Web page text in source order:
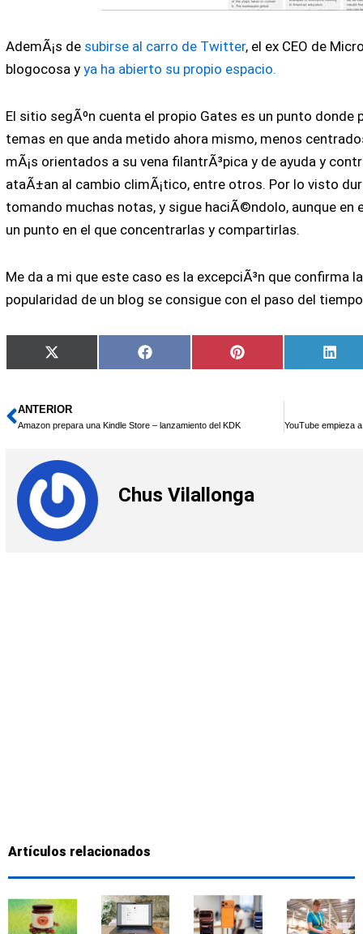
AdemÃ¡s de subirse al carro de Twitter, el ex CEO de
blogocosa yya ha abierto su propio espacio.
El sitio segÃºn cuenta el propio Gates es un punto donde
temas en que anda metido ahora mismo, menos
mÃ¡s orientados a su vena filantrÃ³pica y de ayuda y
ataÃ±an al cambio climÃ¡tico, entre otros. Por lo visto
tomando muchas notas, y sigue haciÃ©ndolo, aunque en
un punto en el que concentrarlas y compartirlas.
Me da a mi que este caso es la excepciÃ³n que confirma
popularidad de un blog se consigue con el paso del
Compartir
en
X
(Twitter)
Compartir
en
Facebook
Compartir
en
Pinterest
en
Ant
ANTERIOR
Amazon prepara una Kindle Store – lanzamiento del KDK
Chus Vilallonga
Artículos relacionados